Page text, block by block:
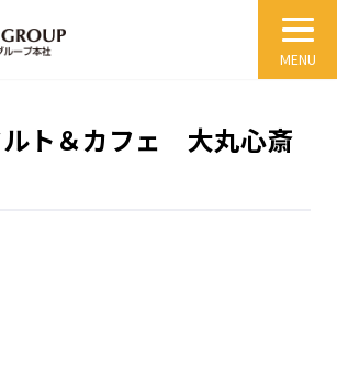
ト＆カフェ 大丸心斎